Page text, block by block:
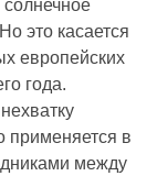
это касается
европейских
года.
применяется в
между